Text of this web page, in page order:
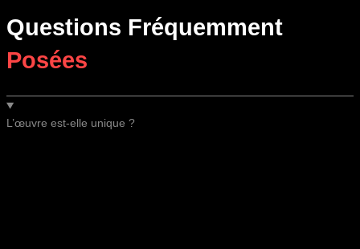
Questions Fréquemment
Posées
L’œuvre est-elle unique ?